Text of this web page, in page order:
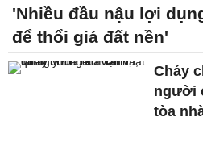
'Nhiều đầu nậu lợi
để thổi giá đất nền'
Cháy
người
tòa